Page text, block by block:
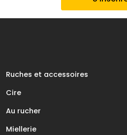
Ruches et accessoires
Cire
Au rucher
Miellerie